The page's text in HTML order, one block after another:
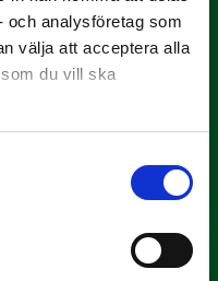
och analysföretag som
välja att acceptera alla
du vill ska